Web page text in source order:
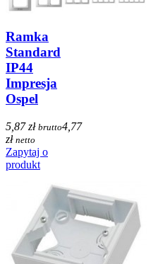
Ramka
Standard
IP44
Impresja
Ospel
5,87 zł brutto4,77
zł netto
Zapytaj o
produkt